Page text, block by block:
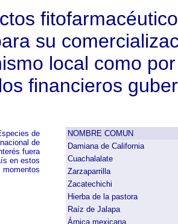
su
local como
financieros
de
de
fuera
en estos
momentos
NOMBRE COMUN
Damiana de California
Cuachalalate
Zarzaparrilla
Zacatechichi
Hierba de la pastora
Raíz de Jalapa
Árnica mexicana